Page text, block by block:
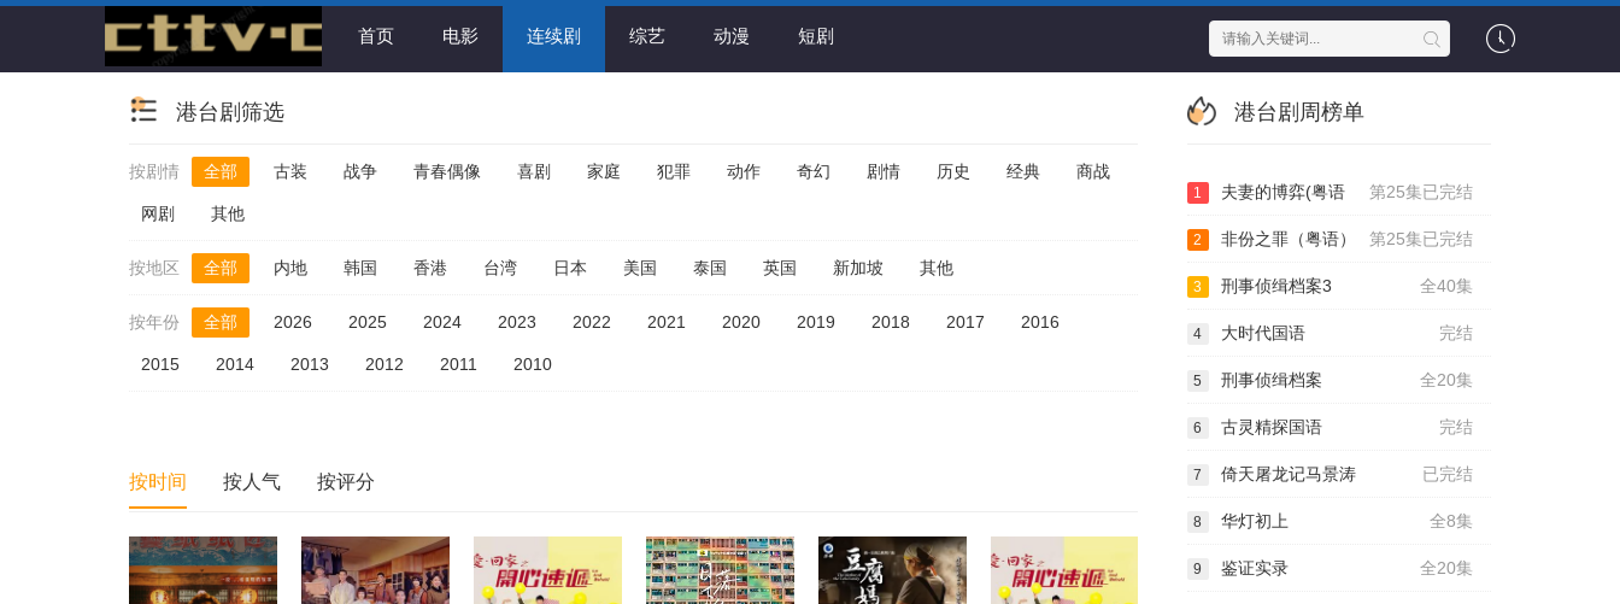
首页 电影 连续剧 综艺 动漫 短剧
港台剧筛选
按剧情 全部 古装 战争 青春偶像 喜剧 家庭 犯罪 动作 奇幻 剧情 历史 经典 商战
网剧 其他
按地区 全部 内地 韩国 香港 台湾 日本 美国 泰国 英国 新加坡 其他
按年份 全部 2026 2025 2024 2023 2022 2021 2020 2019 2018 2017 2016
2015 2014 2013 2012 2011 2010
按时间 按人气 按评分
港台剧周榜单
第25集已完结
1 夫妻的博弈(粤语
第25集已完结
2 非份之罪（粤语）
全40集
3 刑事侦缉档案3
完结
4 大时代国语
全20集
5 刑事侦缉档案
完结
6 古灵精探国语
已完结
7 倚天屠龙记马景涛
全8集
8 华灯初上
全20集
9 鉴证实录